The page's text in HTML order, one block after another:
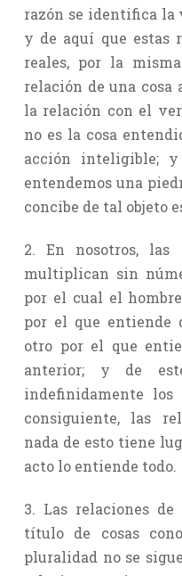
razón se identifica la
y de aquí que estas
reales, por la
relación de una cosa
la relación con el
no es la cosa
acción inteligible; y
entendemos una
concibe de tal objeto
2. En nosotros, las
multiplican sin
por el cual el
por el que entiende
otro por el que
anterior; y de
indefinidamente
consiguiente, las
nada de esto tiene
acto lo entiende todo.
3. Las relaciones
título de cosas
pluralidad no se